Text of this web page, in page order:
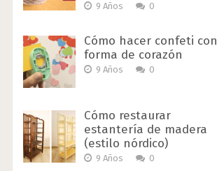
9 Años 0
Cómo hacer confeti con
forma de corazón
9 Años 0
Cómo restaurar
estantería de madera
(estilo nórdico)
9 Años 0